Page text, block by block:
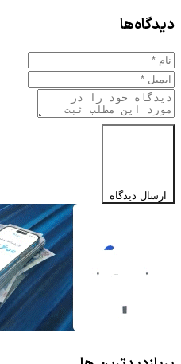
دیدگاه‌ها
ارسال دیدگاه